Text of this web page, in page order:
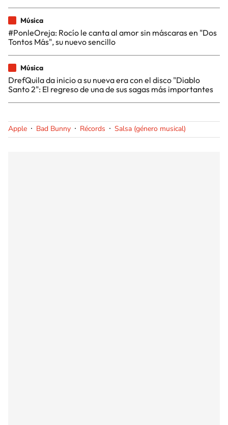
Música
#PonleOreja: Rocío le canta al amor sin máscaras en "Dos
Tontos Más", su nuevo sencillo
Música
DrefQuila da inicio a su nueva era con el disco "Diablo
Santo 2": El regreso de una de sus sagas más importantes
Apple Bad Bunny Récords Salsa (género musical)